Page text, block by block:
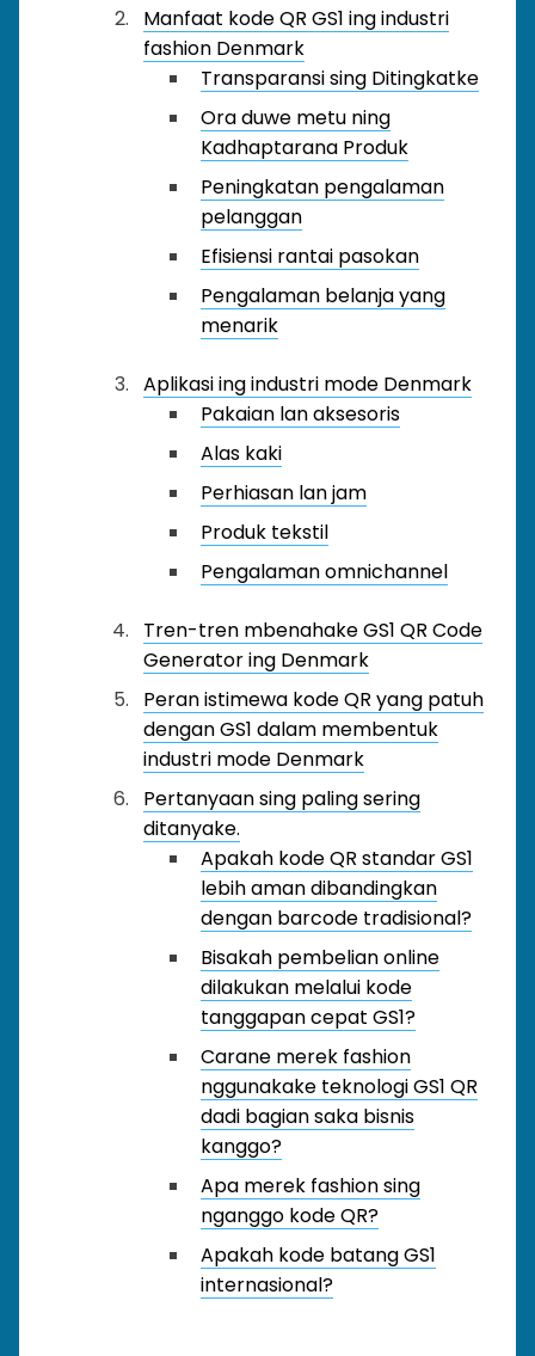
Manfaat kode QR GS1 ing industri
fashion Denmark
Transparansi sing Ditingkatke
Ora duwe metu ning
Kadhaptarana Produk
Peningkatan pengalaman
pelanggan
Efisiensi rantai pasokan
Pengalaman belanja yang
menarik
Aplikasi ing industri mode Denmark
Pakaian lan aksesoris
Alas kaki
Perhiasan lan jam
Produk tekstil
Pengalaman omnichannel
Tren-tren mbenahake GS1 QR Code
Generator ing Denmark
Peran istimewa kode QR yang patuh
dengan GS1 dalam membentuk
industri mode Denmark
Pertanyaan sing paling sering
ditanyake.
Apakah kode QR standar GS1
lebih aman dibandingkan
dengan barcode tradisional?
Bisakah pembelian online
dilakukan melalui kode
tanggapan cepat GS1?
Carane merek fashion
nggunakake teknologi GS1 QR
dadi bagian saka bisnis
kanggo?
Apa merek fashion sing
nganggo kode QR?
Apakah kode batang GS1
internasional?